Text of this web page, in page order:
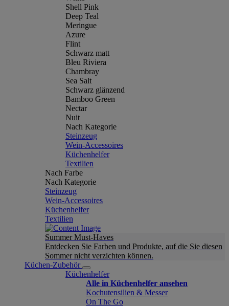
Shell Pink
Deep Teal
Meringue
Azure
Flint
Schwarz matt
Bleu Riviera
Chambray
Sea Salt
Schwarz glänzend
Bamboo Green
Nectar
Nuit
Nach Kategorie
Steinzeug
Wein-Accessoires
Küchenhelfer
Textilien
Nach Farbe
Nach Kategorie
Steinzeug
Wein-Accessoires
Küchenhelfer
Textilien
Summer Must-Haves
Entdecken Sie Farben und Produkte, auf die Sie diesen
Sommer nicht verzichten können.
Küchen-Zubehör
Küchenhelfer
Alle in Küchenhelfer ansehen
Kochutensilien & Messer
On The Go